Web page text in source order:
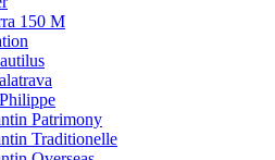
150 M
Patrimony
Traditionelle